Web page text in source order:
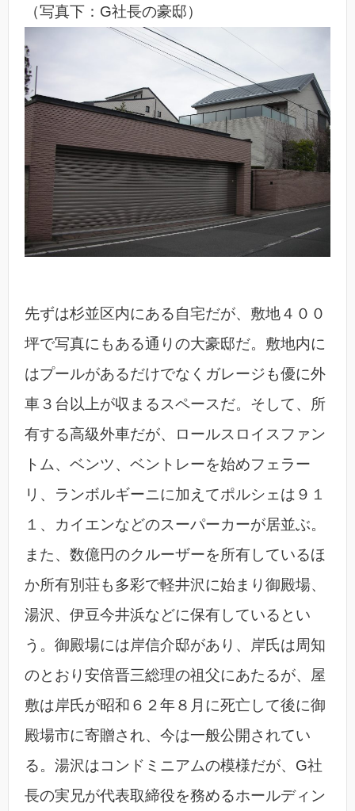
（写真下：G社長の豪邸）
先ずは杉並区内にある自宅だが、敷地４００
坪で写真にもある通りの大豪邸だ。敷地内に
はプールがあるだけでなくガレージも優に外
車３台以上が収まるスペースだ。そして、所
有する高級外車だが、ロールスロイスファン
トム、ベンツ、ベントレーを始めフェラー
リ、ランボルギーニに加えてポルシェは９１
１、カイエンなどのスーパーカーが居並ぶ。
また、数億円のクルーザーを所有しているほ
か所有別荘も多彩で軽井沢に始まり御殿場、
湯沢、伊豆今井浜などに保有しているとい
う。御殿場には岸信介邸があり、岸氏は周知
のとおり安倍晋三総理の祖父にあたるが、屋
敷は岸氏が昭和６２年８月に死亡して後に御
殿場市に寄贈され、今は一般公開されてい
る。湯沢はコンドミニアムの模様だが、G社
長の実兄が代表取締役を務めるホールディン